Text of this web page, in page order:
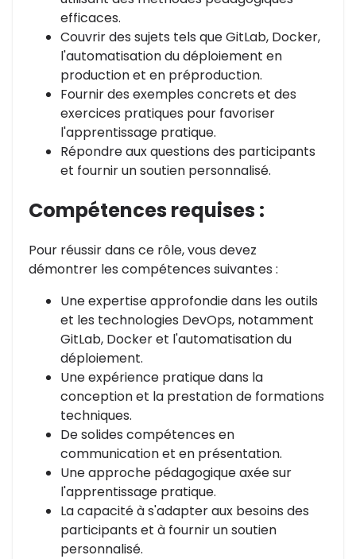
efficaces.
Couvrir des sujets tels que GitLab, Docker,
l'automatisation du déploiement en
production et en préproduction.
Fournir des exemples concrets et des
exercices pratiques pour favoriser
l'apprentissage pratique.
Répondre aux questions des participants
et fournir un soutien personnalisé.
Compétences requises :
Pour réussir dans ce rôle, vous devez
démontrer les compétences suivantes :
Une expertise approfondie dans les outils
et les technologies DevOps, notamment
GitLab, Docker et l'automatisation du
déploiement.
Une expérience pratique dans la
conception et la prestation de formations
techniques.
De solides compétences en
communication et en présentation.
Une approche pédagogique axée sur
l'apprentissage pratique.
La capacité à s'adapter aux besoins des
participants et à fournir un soutien
personnalisé.